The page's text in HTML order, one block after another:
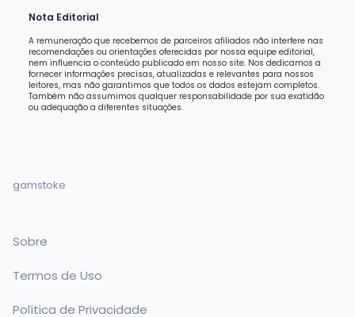
Nota Editorial
A remuneração que recebemos de parceiros afiliados não interfere nas
recomendações ou orientações oferecidas por nossa equipe editorial,
nem influencia o conteúdo publicado em nosso site. Nos dedicamos a
fornecer informações precisas, atualizadas e relevantes para nossos
leitores, mas não garantimos que todos os dados estejam completos.
Também não assumimos qualquer responsabilidade por sua exatidão
ou adequação a diferentes situações.
gamstoke
Sobre
Termos de Uso
Política de Privacidade